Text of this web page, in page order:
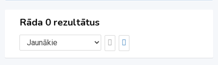
Rāda 0 rezultātus